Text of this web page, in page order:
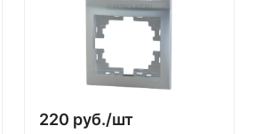
220 руб./шт